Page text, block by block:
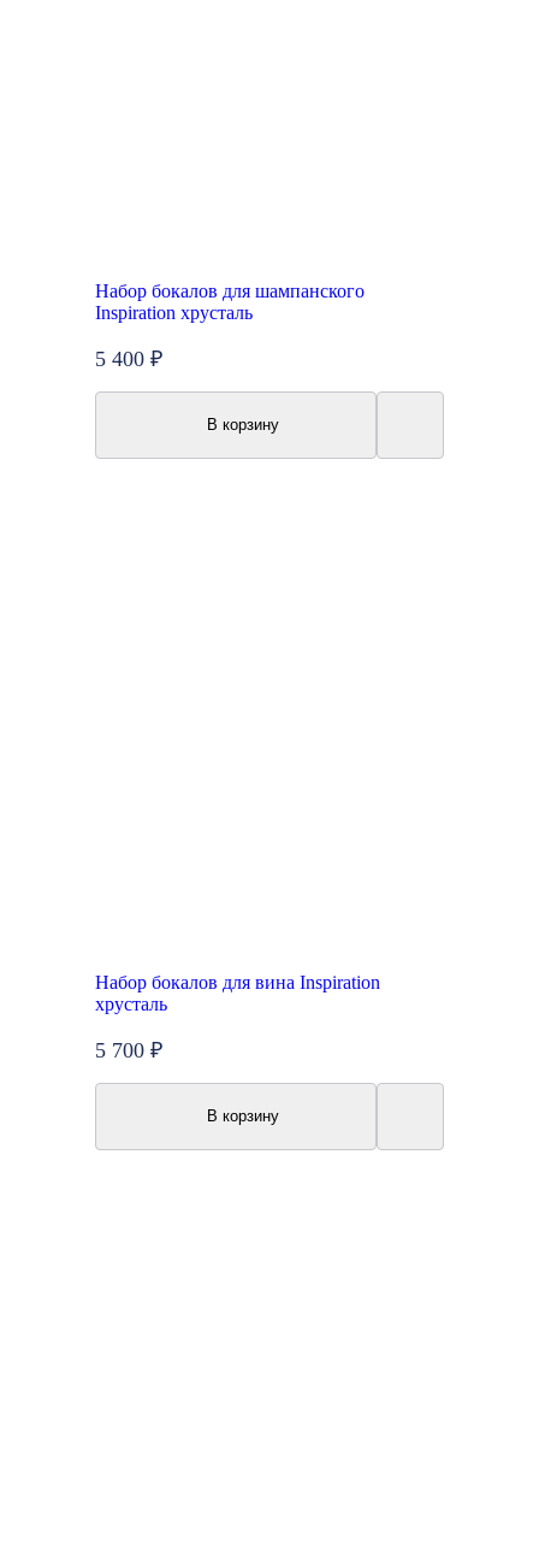
Набор бокалов для шампанского
Inspiration хрусталь
5 400 ₽
В корзину
Набор бокалов для вина Inspiration
хрусталь
5 700 ₽
В корзину